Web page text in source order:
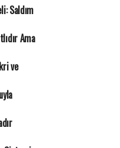
Saldım
Ama
ve